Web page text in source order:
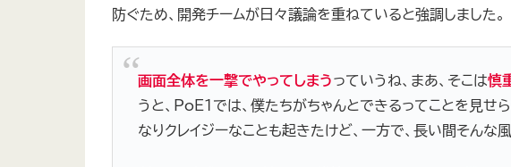
防ぐため、開発チームが日々議論を重ねていると強調しました。
画面全体を一撃でやってしまうっていうね、まあ、そこは慎
うと、PoE1では、僕たちがちゃんとできるってことを見せ
なりクレイジーなことも起きたけど、一方で、長い間そんな